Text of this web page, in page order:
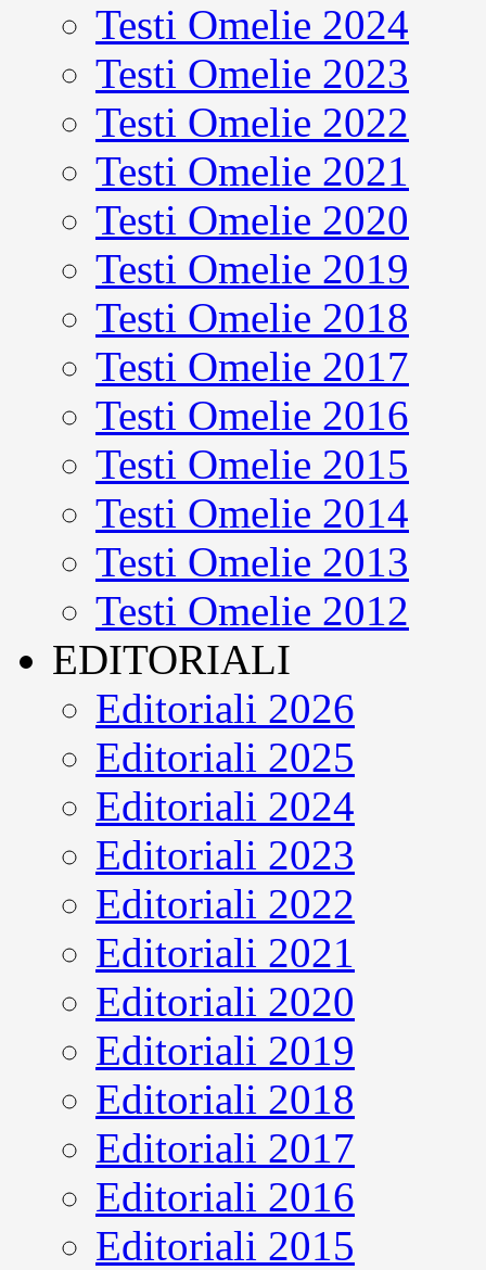
Testi Omelie 2024
Testi Omelie 2023
Testi Omelie 2022
Testi Omelie 2021
Testi Omelie 2020
Testi Omelie 2019
Testi Omelie 2018
Testi Omelie 2017
Testi Omelie 2016
Testi Omelie 2015
Testi Omelie 2014
Testi Omelie 2013
Testi Omelie 2012
EDITORIALI
Editoriali 2026
Editoriali 2025
Editoriali 2024
Editoriali 2023
Editoriali 2022
Editoriali 2021
Editoriali 2020
Editoriali 2019
Editoriali 2018
Editoriali 2017
Editoriali 2016
Editoriali 2015